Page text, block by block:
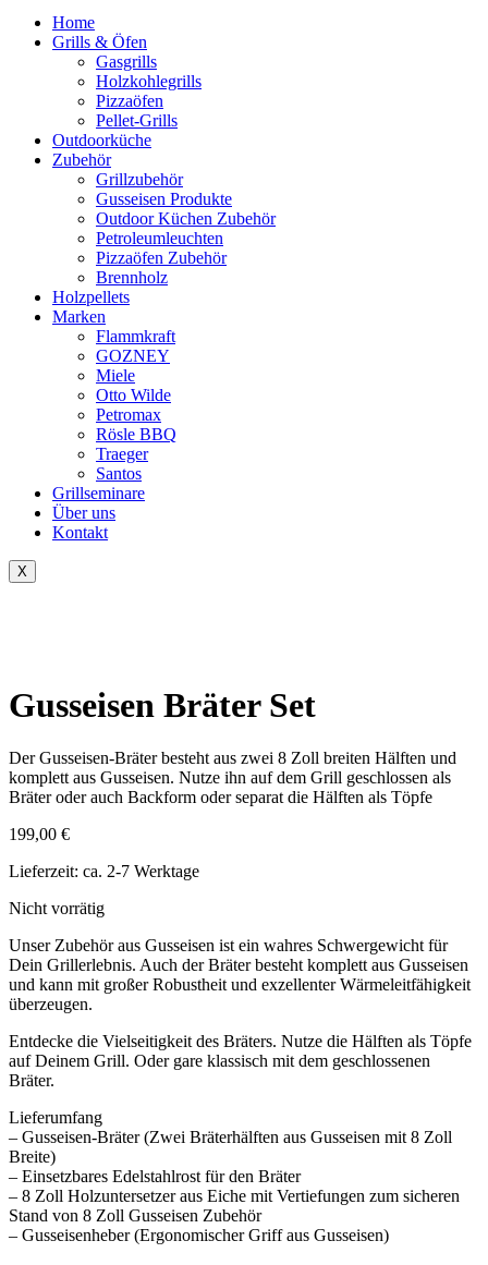
Home
Grills & Öfen
Gasgrills
Holzkohlegrills
Pizzaöfen
Pellet-Grills
Outdoorküche
Zubehör
Grillzubehör
Gusseisen Produkte
Outdoor Küchen Zubehör
Petroleumleuchten
Pizzaöfen Zubehör
Brennholz
Holzpellets
Marken
Flammkraft
GOZNEY
Miele
Otto Wilde
Petromax
Rösle BBQ
Traeger
Santos
Grillseminare
Über uns
Kontakt
X
Gusseisen Bräter Set
Der Gusseisen-Bräter besteht aus zwei 8 Zoll breiten Hälften und
komplett aus Gusseisen. Nutze ihn auf dem Grill geschlossen als
Bräter oder auch Backform oder separat die Hälften als Töpfe
199,00 €
Lieferzeit: ca. 2-7 Werktage
Nicht vorrätig
Unser Zubehör aus Gusseisen ist ein wahres Schwergewicht für
Dein Grillerlebnis. Auch der Bräter besteht komplett aus Gusseisen
und kann mit großer Robustheit und exzellenter Wärmeleitfähigkeit
überzeugen.
Entdecke die Vielseitigkeit des Bräters. Nutze die Hälften als Töpfe
auf Deinem Grill. Oder gare klassisch mit dem geschlossenen
Bräter.
Lieferumfang
– Gusseisen-Bräter (Zwei Bräterhälften aus Gusseisen mit 8 Zoll
Breite)
– Einsetzbares Edelstahlrost für den Bräter
– 8 Zoll Holzuntersetzer aus Eiche mit Vertiefungen zum sicheren
Stand von 8 Zoll Gusseisen Zubehör
– Gusseisenheber (Ergonomischer Griff aus Gusseisen)